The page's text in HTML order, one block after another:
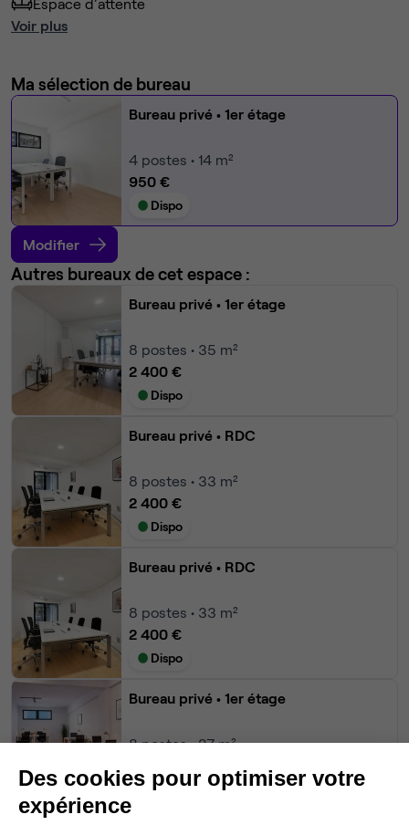
Espace d'attente
Voir plus
Ma sélection de bureau
Bureau privé • 1er étage
4 postes • 14 m²
950 €
Dispo
Modifier
Autres bureaux de cet espace :
Bureau privé • 1er étage
8 postes • 35 m²
2 400 €
Dispo
Bureau privé • RDC
8 postes • 33 m²
2 400 €
Dispo
Bureau privé • RDC
8 postes • 33 m²
2 400 €
Dispo
Bureau privé • 1er étage
8postes • 27 m²
Dispo
Des cookies pour optimiser votre
expérience